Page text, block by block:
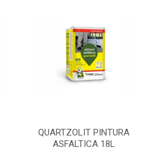
QUARTZOLIT PINTURA
ASFALTICA 18L